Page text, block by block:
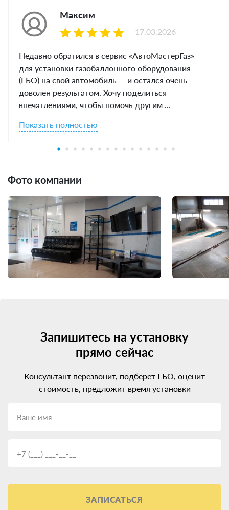
Максим
Недавно обратился в сервис «АвтоМастерГаз»
для установки газобаллонного оборудования
(ГБО) на свой автомобиль — и остался очень
доволен результатом. Хочу поделиться
впечатлениями, чтобы помочь другим ...
Показать полностью
17.03.2026
Фото компании
Запишитесь на установку
прямо сейчас
Консультант перезвонит, подберет ГБО, оценит
стоимость, предложит время установки
ЗАПИСАТЬСЯ